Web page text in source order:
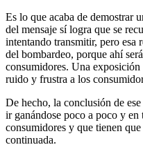
Es lo que acaba de demostrar
del mensaje sí logra que se
intentando transmitir, pero esa
del bombardeo, porque ahí
consumidores. Una
ruido y frustra a los
De hecho, la conclusión de
ir ganándose poco a poco y
consumidores y que tienen
continuada.